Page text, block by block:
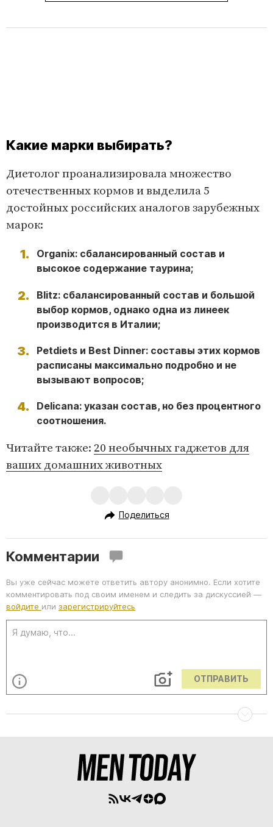
Какие марки выбирать?
Диетолог проанализировала множество
отечественных кормов и выделила 5
достойных российских аналогов зарубежных
марок:
Organix: сбалансированный состав и
высокое содержание таурина;
Blitz: сбалансированный состав и большой
выбор кормов, однако одна из линеек
производится в Италии;
Petdiets и Best Dinner: составы этих кормов
расписаны максимально подробно и не
вызывают вопросов;
Delicana: указан состав, но без процентного
соотношения.
Читайте также: 20 необычных гаджетов для
ваших домашних животных
Поделиться
Комментарии
Вы уже сейчас можете ответить автору анонимно. Если хотите
комментировать под своим именем и следить за дискуссией —
войдите или зарегистрируйтесь
ОТПРАВИТЬ